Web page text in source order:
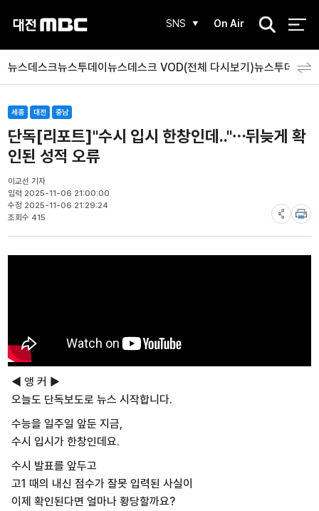
SNS On Air
검
뉴스데스크뉴스투데이뉴스데스크 VOD(전체 다시보기)뉴스투데이
세종 대전 충남
단독[리포트]"수시 입시 한창인데.."⋯뒤늦게 확
인된 성적 오류
이교선 기자
입력 2025-11-06 21:00:00
수정 2025-11-06 21:29:24
조회수 415
◀ 앵 커 ▶
오늘도 단독보도로 뉴스 시작합니다.
수능을 일주일 앞둔 지금,
수시 입시가 한창인데요.
수시 발표를 앞두고
고1 때의 내신 점수가 잘못 입력된 사실이
이제 확인된다면 얼마나 황당할까요?